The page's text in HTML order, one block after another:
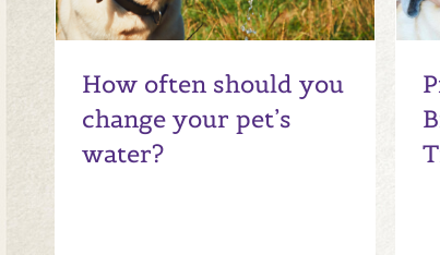
How often should you
change your pet’s
water?